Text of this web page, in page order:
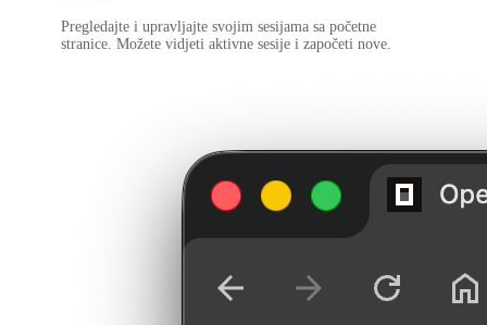
Pregledajte i upravljajte svojim sesijama sa početne
stranice. Možete vidjeti aktivne sesije i započeti nove.